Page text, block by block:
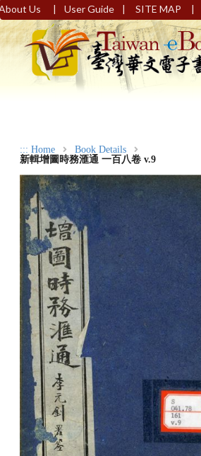
Us | User Guide | SITE MAP |
::: Home
Book Details
新輯增圖時務滙通 一百八卷 v.9